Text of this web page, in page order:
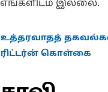
• Provides excellent
Applications:
The 12-Point Impact
operations.
எங்களிடம் இல்லை.
உத்தரவாதத்
ரிட்டர்ன் கொள்கை